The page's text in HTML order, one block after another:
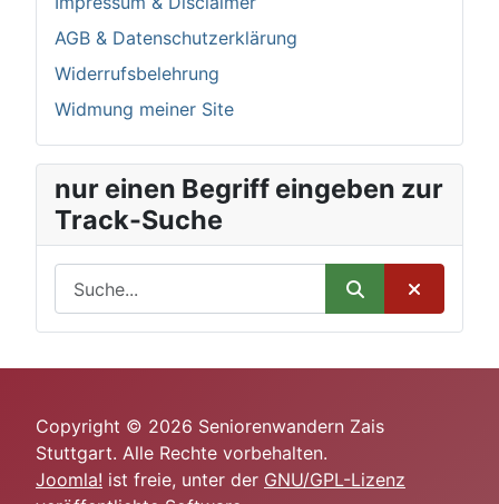
AGB & Datenschutzerklärung
Widerrufsbelehrung
Widmung meiner Site
nur einen Begriff eingeben zur
Track-Suche
Copyright © 2026 Seniorenwandern Zais
Stuttgart. Alle Rechte vorbehalten.
Joomla! ist freie, unter der GNU/GPL-Lizenz